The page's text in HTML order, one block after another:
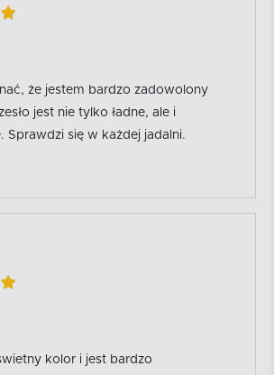
że jestem bardzo zadowolony
jest nie tylko ładne, ale i
Sprawdzi się w każdej jadalni.
kolor i jest bardzo